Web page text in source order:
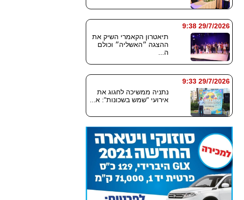
29/7/2026 9:38
תיאטרון הקאמרי השיק את
ההצגה ״האשליה״ וכולם
ה...
29/7/2026 9:33
נתניה ממשיכה לחגוג את
אירועי "שמש בשכונות": א...